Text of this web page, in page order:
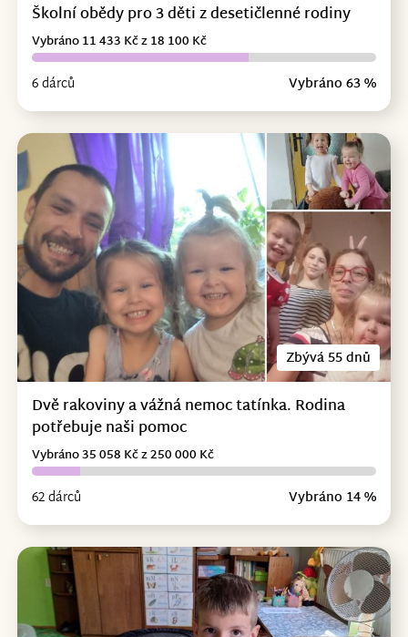
Školní obědy pro 3 děti z desetičlenné rodiny
6 dárců Vybráno 63 %
Vybráno 11 433 Kč z 18 100 Kč
Zbývá 55 dnů
Dvě rakoviny a vážná nemoc tatínka. Rodina
potřebuje naši pomoc
62 dárců Vybráno 14 %
Vybráno 35 058 Kč z 250 000 Kč